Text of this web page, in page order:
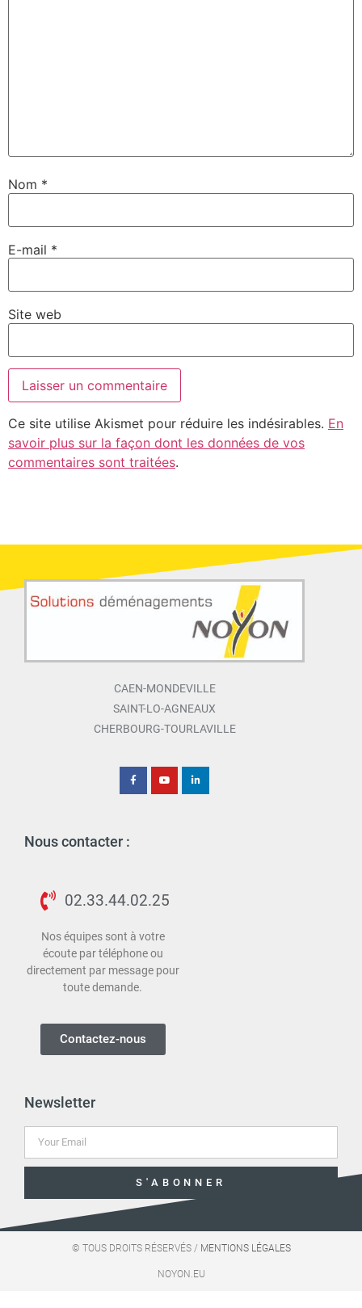
Nom *
E-mail *
Site web
Ce site utilise Akismet pour réduire les indésirables. En
savoir plus sur la façon dont les données de vos
commentaires sont traitées.
CAEN-MONDEVILLE
SAINT-LO-AGNEAUX
CHERBOURG-TOURLAVILLE
Nous contacter :
02.33.44.02.25
Nos équipes sont à votre
écoute par téléphone ou
directement par message pour
toute demande.
Contactez-nous
Newsletter
S'ABONNER
© TOUS DROITS RÉSERVÉS / MENTIONS LÉGALES
NOYON.EU